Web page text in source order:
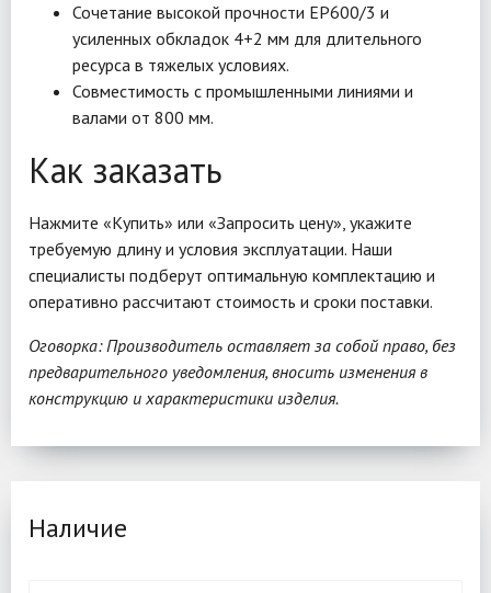
Сочетание высокой прочности EP600/3 и
усиленных обкладок 4+2 мм для длительного
ресурса в тяжелых условиях.
Совместимость с промышленными линиями и
валами от 800 мм.
Как заказать
Нажмите «Купить» или «Запросить цену», укажите
требуемую длину и условия эксплуатации. Наши
специалисты подберут оптимальную комплектацию и
оперативно рассчитают стоимость и сроки поставки.
Оговорка: Производитель оставляет за собой право, без
предварительного уведомления, вносить изменения в
конструкцию и характеристики изделия.
Наличие